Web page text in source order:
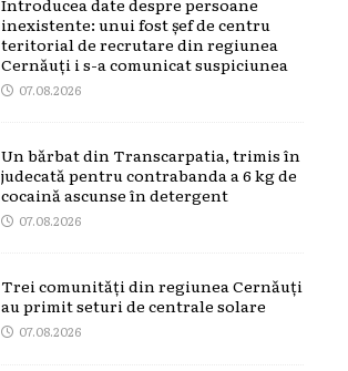
inexistente: unui fost șef de centru
teritorial de recrutare din regiunea
Cernăuți i s-a comunicat suspiciunea
07.08.2026
Un bărbat din Transcarpatia, trimis în
judecată pentru contrabanda a 6 kg de
cocaină ascunse în detergent
07.08.2026
Trei comunități din regiunea Cernăuți
au primit seturi de centrale solare
07.08.2026